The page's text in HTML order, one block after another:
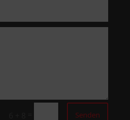
Senden